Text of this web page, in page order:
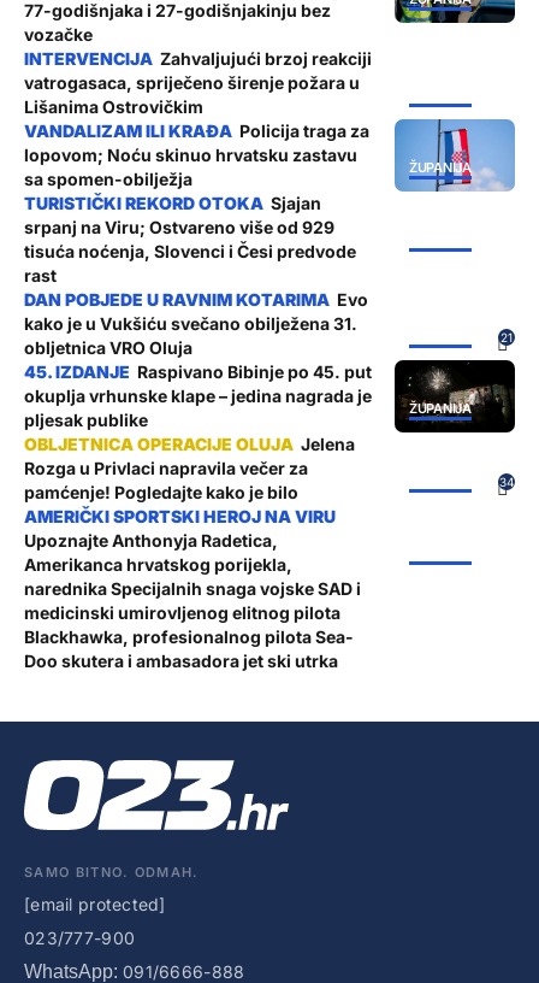
77-godišnjaka i 27-godišnjakinju bez
vozačke
Zahvaljujući brzoj reakciji
vatrogasaca, spriječeno širenje požara u
Lišanima Ostrovičkim
ŽUPANIJA
Policija traga za
lopovom; Noću skinuo hrvatsku zastavu
sa spomen-obilježja
Sjajan
srpanj na Viru; Ostvareno više od 929
tisuća noćenja, Slovenci i Česi predvode
rast
21
Evo
kako je u Vukšiću svečano obilježena 31.
obljetnica VRO Oluja
ŽUPANIJA
Raspivano Bibinje po 45. put
okuplja vrhunske klape – jedina nagrada je
pljesak publike
34
Jelena
Rozga u Privlaci napravila večer za
pamćenje! Pogledajte kako je bilo
Upoznajte Anthonyja Radetica,
Amerikanca hrvatskog porijekla,
narednika Specijalnih snaga vojske SAD i
medicinski umirovljenog elitnog pilota
Blackhawka, profesionalnog pilota Sea-
Doo skutera i ambasadora jet ski utrka
SAMO BITNO. ODMAH.
[email protected]
023/777-900
WhatsApp: 091/6666-888